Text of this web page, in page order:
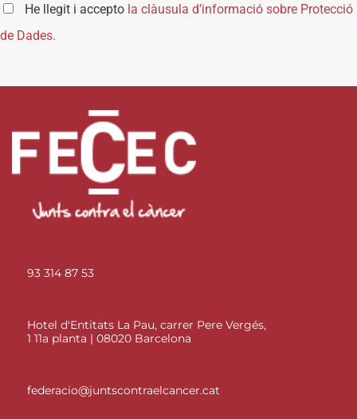
He llegit i accepto la clàusula d’informació sobre Protecció
de Dades.
93 314 87 53
Hotel d'Entitats La Pau, carrer Pere Vergés,
1 11a planta | 08020 Barcelona
federacio@juntscontraelcancer.cat